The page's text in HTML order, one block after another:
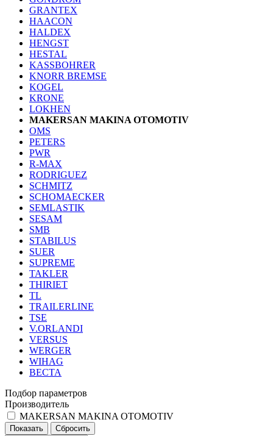
GRANTEX
HAACON
HALDEX
HENGST
HESTAL
KASSBOHRER
KNORR BREMSE
KOGEL
KRONE
LOKHEN
MAKERSAN MAKINA OTOMOTIV
OMS
PETERS
PWR
R-MAX
RODRIGUEZ
SCHMITZ
SCHOMAECKER
SEMLASTIK
SESAM
SMB
STABILUS
SUER
SUPREME
TAKLER
THIRIET
TL
TRAILERLINE
TSE
V.ORLANDI
VERSUS
WERGER
WIHAG
ВЕСТА
Подбор параметров
Производитель
MAKERSAN MAKINA OTOMOTIV